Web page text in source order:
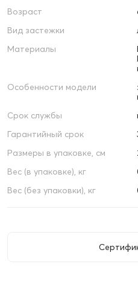
Возраст
Вид застежки
Материалы
Особенности модели
Срок службы
Гарантийный срок
Размеры в упаковке, см
Вес (в упаковке), кг
Вес (без упаковки), кг